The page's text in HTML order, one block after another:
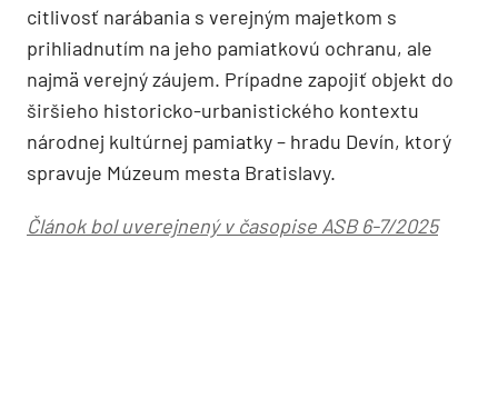
citlivosť narábania s verejným majetkom s
prihliadnutím na jeho pamiatkovú ochranu, ale
najmä verejný záujem. Prípadne zapojiť objekt do
širšieho historicko-urbanistického kontextu
národnej kultúrnej pamiatky – hradu Devín, ktorý
spravuje Múzeum mesta Bratislavy.
Článok bol uverejnený v časopise ASB 6-7/2025